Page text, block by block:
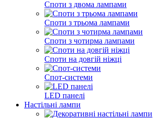
Споти з двома лампами
Споти з трьома лампами
Споти з чотирма лампами
Споти на довгій ніжці
Спот-системи
LED панелі
Настільні лампи